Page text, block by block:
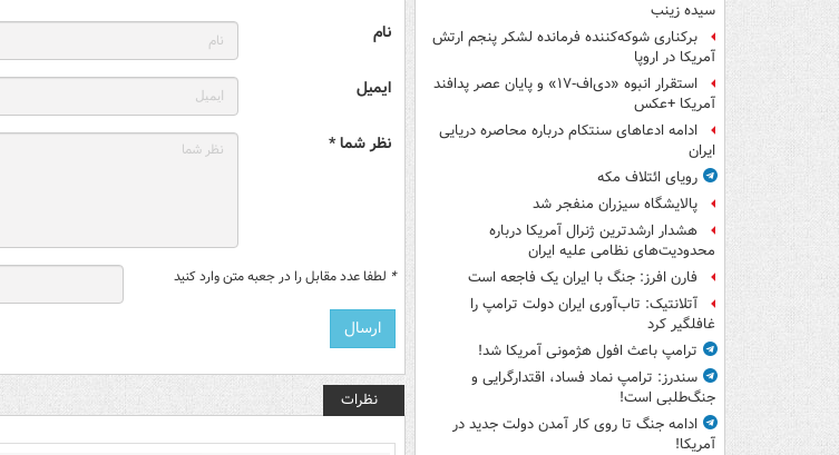
سیده زینب
برکناری شوکه‌کننده فرمانده لشکر پنجم ارتش
آمریکا در اروپا
استقرار انبوه «دی‌اف‑۱۷» و پایان عصر پدافند
آمریکا +عکس
ادامه ادعاهای سنتکام درباره محاصره دریایی
ایران
رویای ائتلاف مکه
پالایشگاه سیزران منفجر شد
هشدار ارشدترین ژنرال آمریکا درباره
محدودیت‌های نظامی علیه ایران
فارن افرز: جنگ با ایران یک فاجعه است
آتلانتیک: تاب‌آوری ایران دولت ترامپ را
غافلگیر کرد
ترامپ باعث افول هژمونی آمریکا شد!
سندرز: ترامپ نماد فساد، اقتدارگرایی و
جنگ‌طلبی است!
ادامه جنگ تا روی کار آمدن دولت جدید در
آمریکا!
نام
ایمیل
نظر شما *
* لطفا عدد مقابل را در جعبه متن وارد کنید
نظرات